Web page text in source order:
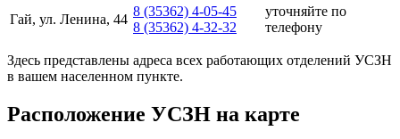
Гай, ул. Ленина, 44
8 (35362) 4-05-45
8 (35362) 4-32-32
уточняйте по
телефону
Здесь представлены адреса всех работающих отделений УСЗН
в вашем населенном пункте.
Расположение УСЗН на карте